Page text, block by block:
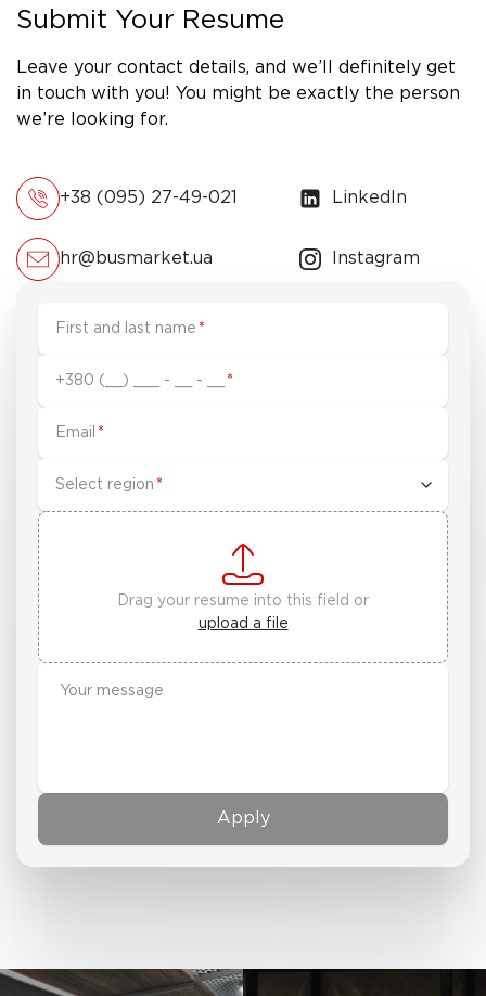
Submit Your Resume
Leave your contact details, and we’ll definitely get
in touch with you! You might be exactly the person
we’re looking for.
+38 (095) 27-49-021 LinkedIn
hr@busmarket.ua Instagram
First and last name *
+380 (__) ___ - __ - __ *
Email *
Select region *
Drag your resume into this field or
upload a file
Apply